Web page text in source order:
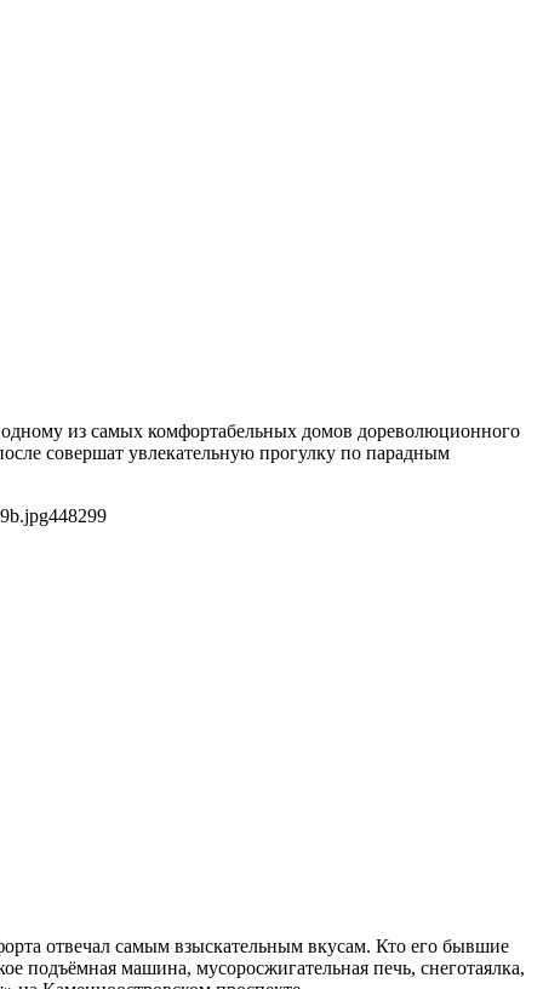
из самых комфортабельных домов дореволюционного
совершат увлекательную прогулку по парадным
448299
отвечал самым взыскательным вкусам. Кто его бывшие
подъёмная машина, мусоросжигательная печь, снеготаялка,